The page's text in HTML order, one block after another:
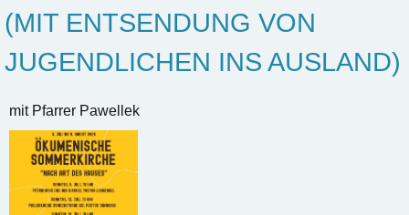
(MIT ENTSENDUNG VON
JUGENDLICHEN INS AUSLAND)
mit Pfarrer Pawellek